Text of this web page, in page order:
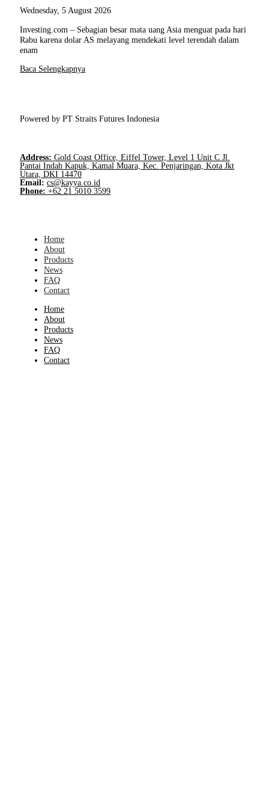
Wednesday, 5 August 2026
Investing.com – Sebagian besar mata uang Asia menguat pada hari
Rabu karena dolar AS melayang mendekati level terendah dalam
enam
Baca Selengkapnya
Powered by PT Straits Futures Indonesia
Address: Gold Coast Office, Eiffel Tower, Level 1 Unit C Jl.
Pantai Indah Kapuk, Kamal Muara, Kec. Penjaringan, Kota Jkt
Utara, DKI 14470
Email: cs@kayya.co.id
Phone: +62 21 5010 3599
Home
About
Products
News
FAQ
Contact
Home
About
Products
News
FAQ
Contact